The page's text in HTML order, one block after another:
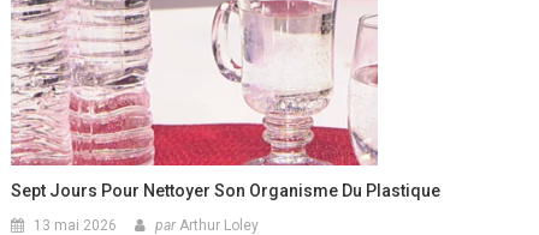
Sept Jours Pour Nettoyer Son Organisme Du Plastique
13 mai 2026 par Arthur Loley